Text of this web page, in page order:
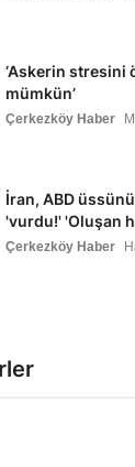
‘Askerin stresini
mümkün’
Çerkezköy Haber
İran, ABD
'vurdu!' 'Oluşan
Çerkezköy Haber